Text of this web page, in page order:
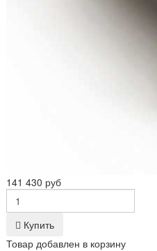
141 430 руб
Купить
Товар добавлен в корзину